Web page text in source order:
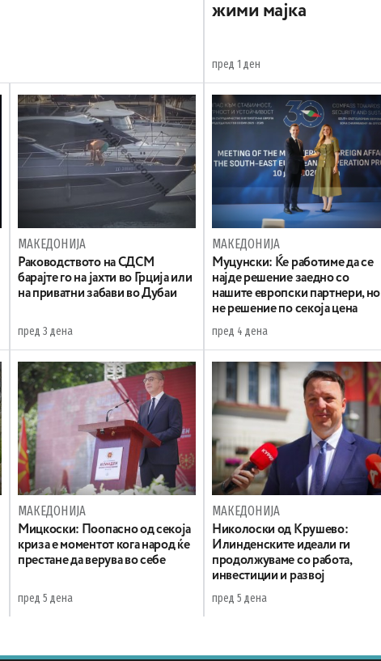
жими мајка
пред 1 ден
МАКЕДОНИЈА
Раководството на СДСМ
барајте го на јахти во Грција или
на приватни забави во Дубаи
пред 3 дена
МАКЕДОНИЈА
Муцунски: Ќе работиме да се
најде решение заедно со
нашите европски партнери, но
не решение по секоја цена
пред 4 дена
МАКЕДОНИЈА
Мицкоски: Поопасно од секоја
криза е моментот кога народ ќе
престане да верува во себе
пред 5 дена
МАКЕДОНИЈА
Николоски од Крушево:
Илинденските идеали ги
продолжуваме со работа,
инвестиции и развој
пред 5 дена